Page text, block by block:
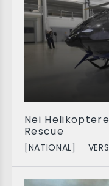
Nei
Rescue
[NATIONAL]